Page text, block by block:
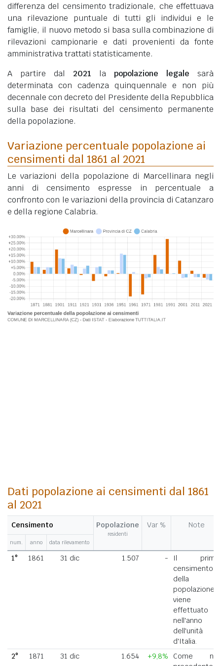
differenza del censimento tradizionale, che effettuava
una rilevazione puntuale di tutti gli individui e le
famiglie, il nuovo metodo si basa sulla combinazione di
rilevazioni campionarie e dati provenienti da fonte
amministrativa trattati statisticamente.
A partire dal 2021 la popolazione legale sarà
determinata con cadenza quinquennale e non più
decennale con decreto del Presidente della Repubblica
sulla base dei risultati del censimento permanente
della popolazione.
Variazione percentuale popolazione ai
censimenti dal 1861 al 2021
Le variazioni della popolazione di Marcellinara negli
anni di censimento espresse in percentuale a
confronto con le variazioni della provincia di Catanzaro
e della regione Calabria.
Dati popolazione ai censimenti dal 1861
al 2021
Censimento Popolazione
residenti
Var % Note
num. anno data rilevamento
1° 1861 31 dic 1.507 -
Il primo
censimento
della
popolazione
viene
effettuato
nell'anno
dell'unità
d'Italia.
2°
1871 31 dic 1.654 +9,8%
Come nel